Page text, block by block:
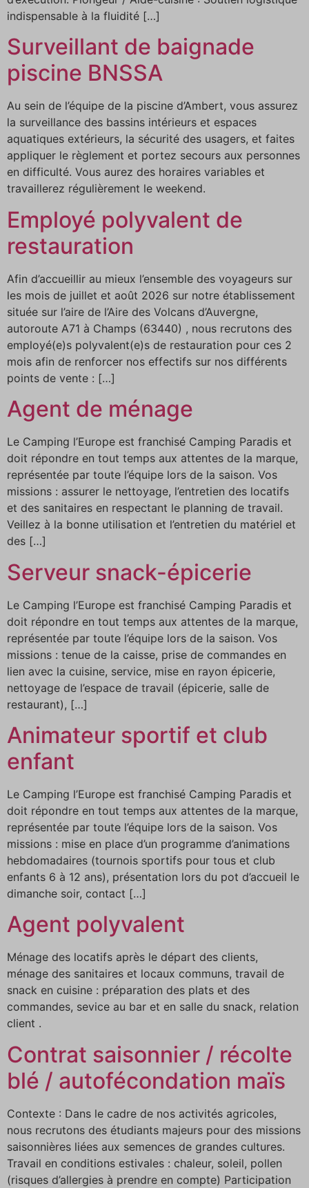
indispensable à la fluidité […]
Surveillant de baignade
piscine BNSSA
Au sein de l’équipe de la piscine d’Ambert, vous assurez
la surveillance des bassins intérieurs et espaces
aquatiques extérieurs, la sécurité des usagers, et faites
appliquer le règlement et portez secours aux personnes
en difficulté. Vous aurez des horaires variables et
travaillerez régulièrement le weekend.
Employé polyvalent de
restauration
Afin d’accueillir au mieux l’ensemble des voyageurs sur
les mois de juillet et août 2026 sur notre établissement
située sur l’aire de l’Aire des Volcans d’Auvergne,
autoroute A71 à Champs (63440) , nous recrutons des
employé(e)s polyvalent(e)s de restauration pour ces 2
mois afin de renforcer nos effectifs sur nos différents
points de vente : […]
Agent de ménage
Le Camping l’Europe est franchisé Camping Paradis et
doit répondre en tout temps aux attentes de la marque,
représentée par toute l’équipe lors de la saison. Vos
missions : assurer le nettoyage, l’entretien des locatifs
et des sanitaires en respectant le planning de travail.
Veillez à la bonne utilisation et l’entretien du matériel et
des […]
Serveur snack-épicerie
Le Camping l’Europe est franchisé Camping Paradis et
doit répondre en tout temps aux attentes de la marque,
représentée par toute l’équipe lors de la saison. Vos
missions : tenue de la caisse, prise de commandes en
lien avec la cuisine, service, mise en rayon épicerie,
nettoyage de l’espace de travail (épicerie, salle de
restaurant), […]
Animateur sportif et club
enfant
Le Camping l’Europe est franchisé Camping Paradis et
doit répondre en tout temps aux attentes de la marque,
représentée par toute l’équipe lors de la saison. Vos
missions : mise en place d’un programme d’animations
hebdomadaires (tournois sportifs pour tous et club
enfants 6 à 12 ans), présentation lors du pot d’accueil le
dimanche soir, contact […]
Agent polyvalent
Ménage des locatifs après le départ des clients,
ménage des sanitaires et locaux communs, travail de
snack en cuisine : préparation des plats et des
commandes, sevice au bar et en salle du snack, relation
client .
Contrat saisonnier / récolte
blé / autofécondation maïs
Contexte : Dans le cadre de nos activités agricoles,
nous recrutons des étudiants majeurs pour des missions
saisonnières liées aux semences de grandes cultures.
Travail en conditions estivales : chaleur, soleil, pollen
(risques d’allergies à prendre en compte) Participation